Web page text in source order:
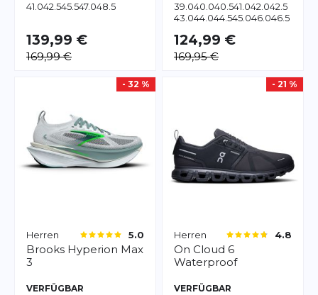
41.042.545.547.048.5
139,99 €
169,99 €
39.040.040.541.042.042.5
43.044.044.545.046.046.5
124,99 €
169,95 €
- 32 %
Herren 5.0
Brooks Hyperion Max
3
VERFÜGBAR
- 21 %
Herren 4.8
On Cloud 6
Waterproof
VERFÜGBAR